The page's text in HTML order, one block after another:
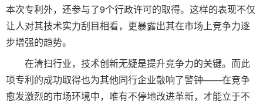
本次专利外，还参与了9个行政许可的取得。这样的表现不仅
让人对其技术实力刮目相看，更暴露出其在市场上竞争力逐
步增强的趋势。
在清扫行业，技术创新无疑是提升竞争力的关键。而此
项专利的成功取得也为其他同行企业敲响了警钟——在竞争
愈发激烈的市场环境中，唯有不停地改进革新，才能立于不